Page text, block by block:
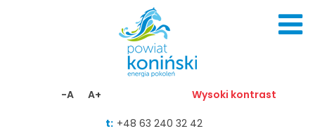
-A A+ Wysoki kontrast
t: +48 63 240 32 42